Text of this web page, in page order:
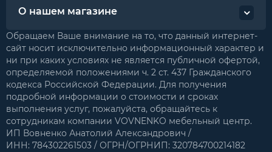
О нашем магазине
Обращаем Ваше внимание на то, что данный интернет-
сайт носит исключительно информационный характер и
ни при каких условиях не является публичной офертой,
определяемой положениями ч. 2 ст. 437 Гражданского
кодекса Российской Федерации. Для получения
подробной информации о стоимости и сроках
выполнения услуг, пожалуйста, обращайтесь к
сотрудникам компании VOVNENKO мебельный центр.
ИП Вовненко Анатолий Александрович /
ИНН: 784302261503 / ОГРН/ОГРНИП: 320784700214182